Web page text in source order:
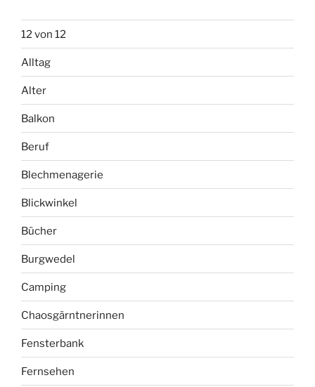
12 von 12
Alltag
Alter
Balkon
Beruf
Blechmenagerie
Blickwinkel
Bücher
Burgwedel
Camping
Chaosgärntnerinnen
Fensterbank
Fernsehen